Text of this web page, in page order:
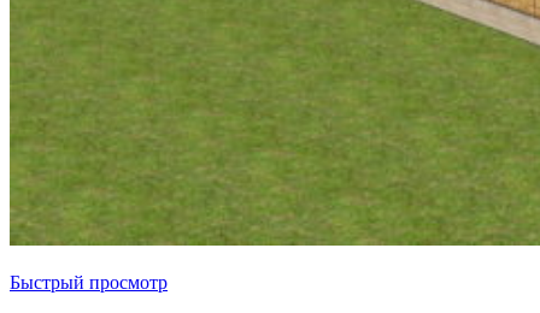
Быстрый просмотр